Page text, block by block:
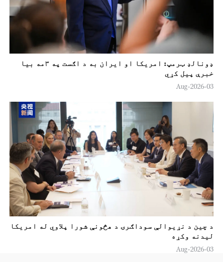
ډونالډ ټرمپ: امريکا او ايران به د اګست په ۳مه بیا
خبرې پیل کړي
03-Aug-2026
د چين د نړيوالې سوداګرۍ د هڅونې شورا پلاوي له امریکا
لیدنه وکړه
03-Aug-2026